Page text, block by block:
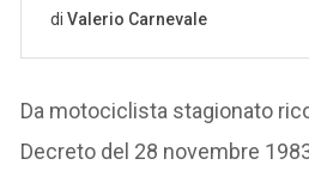
Da motociclista stagionato
Decreto del 28 novembre